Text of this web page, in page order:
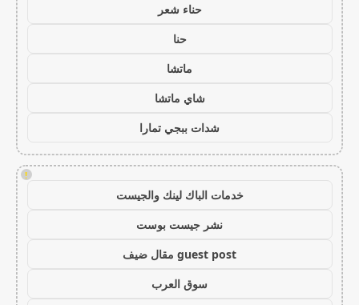
حناء شعر
حنا
ماتشا
شاي ماتشا
شدات ببجي تمارا
!
خدمات الباك لينك والجيست
نشر جيست بوست
guest post مقال ضيف
سوق العرب